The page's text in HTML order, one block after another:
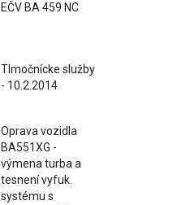
EČV BA 459 NC
Tlmočnícke služby
- 10.2.2014
Oprava vozidla
BA551XG -
výmena turba a
tesnení vyfuk.
systému s